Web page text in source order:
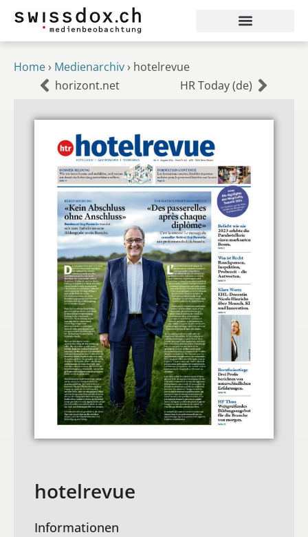
Home› Medienarchiv› hotelrevue
horizont.net
HR Today (de)
hotelrevue
Informationen